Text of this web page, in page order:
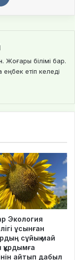
Жоғары білімі бар.
етіп келеді
Экология
ұсынған
сұйық май
құрдымға
айтып дабыл